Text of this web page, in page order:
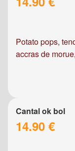
Potato pops,
accras de
Cantal ok bol
14.90 €